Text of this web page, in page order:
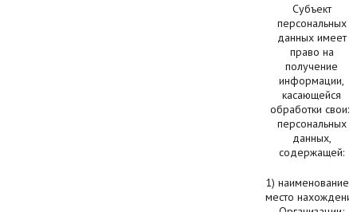
Субъект
персональных
данных имеет
право на
получение
информации,
касающейся
обработки своих
персональных
данных,
содержащей:
1) наименование и
место нахождения